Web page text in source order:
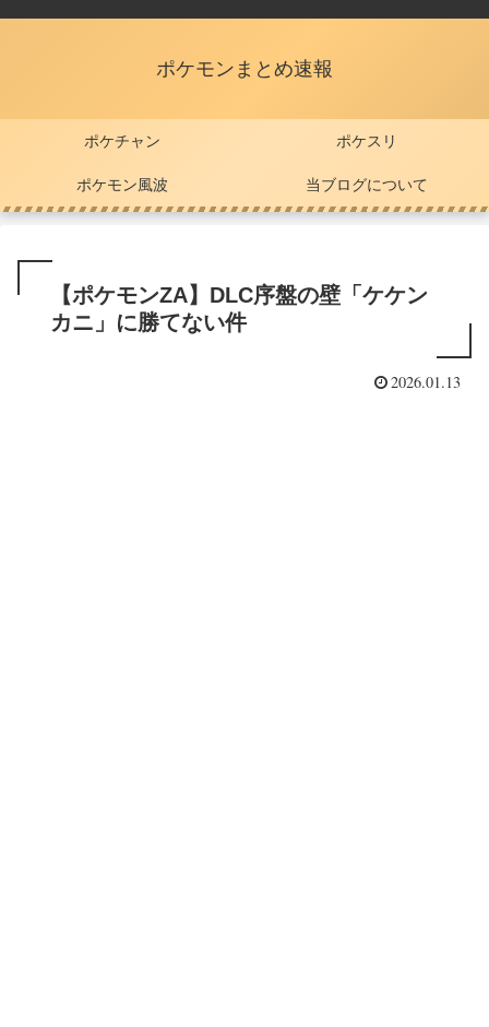
ポケモンまとめ速報
ポケチャン ポケスリ
ポケモン風波 当ブログについて
【ポケモンZA】DLC序盤の壁「ケケン
カニ」に勝てない件
2026.01.13